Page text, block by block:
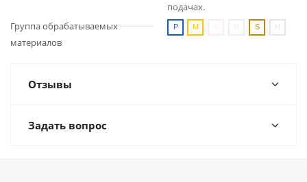
подачах.
Группа обрабатываемых
материалов
Отзывы
Задать вопрос